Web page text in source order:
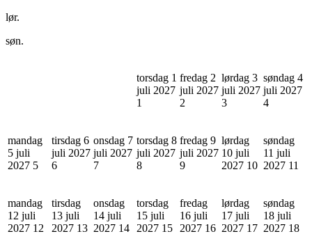
lør.
søn.
torsdag 1
juli 2027
1
fredag 2
juli 2027
2
lørdag 3
juli 2027
3
søndag 4
juli 2027
4
mandag
5 juli
2027 5
tirsdag 6
juli 2027
6
onsdag 7
juli 2027
7
torsdag 8
juli 2027
8
fredag 9
juli 2027
9
lørdag
10 juli
2027 10
søndag
11 juli
2027 11
mandag
12 juli
2027 12
tirsdag
13 juli
2027 13
onsdag
14 juli
2027 14
torsdag
15 juli
2027 15
fredag
16 juli
2027 16
lørdag
17 juli
2027 17
søndag
18 juli
2027 18